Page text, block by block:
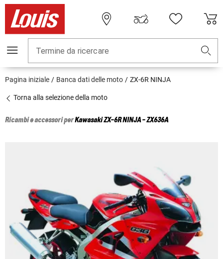
Termine da ricercare
Pagina iniziale Banca dati delle moto ZX-6R NINJA
Torna alla selezione della moto
Ricambi e accessori perKawasakiZX-6R NINJA - ZX636A